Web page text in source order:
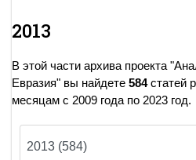
2013
В этой части архива проекта
Евразия" вы найдете 584статей
месяцам с 2009 года по 2023 год.